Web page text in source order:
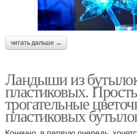
читать дальше →
Ландыши из
пластиковых.
трогательные
пластиковых